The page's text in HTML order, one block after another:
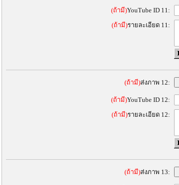
(ถ้ามี)YouTube ID 11:
(ถ้ามี)รายละเอียด 11:
(ถ้ามี)ส่งภาพ 12:
(ถ้ามี)YouTube ID 12:
(ถ้ามี)รายละเอียด 12:
(ถ้ามี)ส่งภาพ 13: